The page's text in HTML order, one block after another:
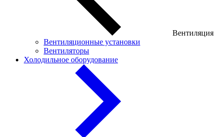
Вентиляция
Вентиляционные установки
Вентиляторы
Холодильное оборудование